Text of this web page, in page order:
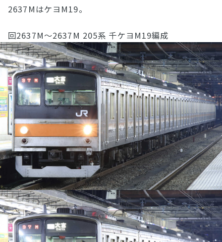
2637MはケヨM19。
回2637M〜2637M 205系 千ケヨM19編成